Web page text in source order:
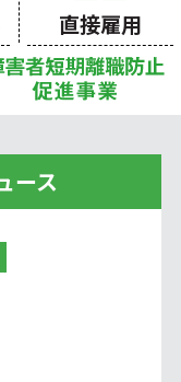
直接雇用
ース